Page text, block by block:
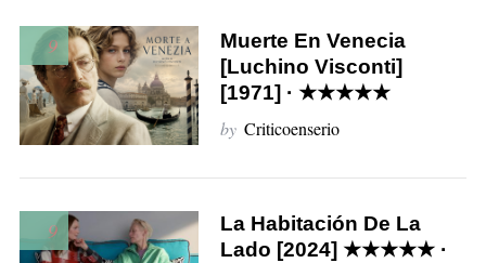
9
Muerte En Venecia
[Luchino Visconti]
[1971] · ★★★★★
by Criticoenserio
9
La Habitación De La
Lado [2024] ★★★★★ ·